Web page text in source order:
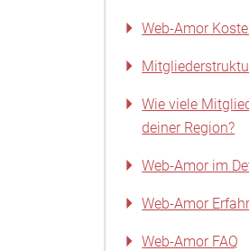
Web-Amor
Wie viele
deiner Region?
Web-Amor im
Web-Amor
Web-Amor FAQ